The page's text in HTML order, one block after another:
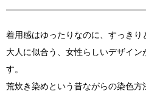
着用感はゆったりなのに、すっきり
大人に似合う、女性らしいデザイ
す。
荒炊き染めという昔ながらの染色